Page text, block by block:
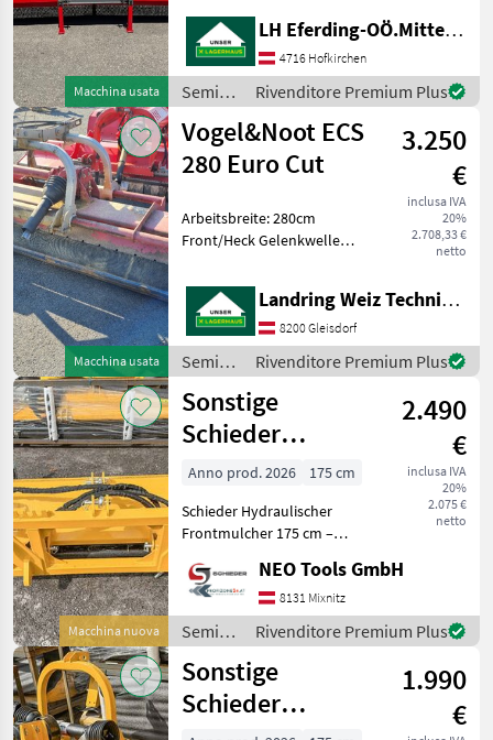
33
MARKETPLACE
Marketplace
Offerte dei
rivenditori
Annunci
Macchina usata
Mittelstreifenmulcher, GW
Tipo di martello: Mazza per
trincia Semina e cura
Trinciatutto
LH Eferding-OÖ.Mitte, Landtechnik Hofkirchen
4716 Hofkirchen
Semina
e cura /
Sonstige
Rivenditore Premium Plus
Macchina usata
Vogel&Noot ECS
280 Euro Cut
3.250
€
inclusa IVA
20%
2.708,33 €
netto
Arbeitsbreite: 280cm
Front/Heck Gelenkwelle
Hämmer Semina e cura
Trinciatutto
Landring Weiz Technikzentrum Süd
8200 Gleisdorf
Semina
e cura /
Vogel&Noot
Rivenditore Premium Plus
Macchina nuova
Sonstige
Schieder
PowerFlail 175 –
Front
Schlegelmulcher
2.490
€
inclusa IVA
20%
2.075 €
netto
Anno prod. 2026
175 cm
Schieder Hydraulischer
Frontmulcher 175 cm –
Euroaufnahme Preis 2.490 €
VB Beschreibung Schieder
Hydraulischer Frontm
NEO Tools GmbH
8131 Mixnitz
Semina
e cura /
Sonstige
Rivenditore Premium Plus
Sonstige
Schieder
1.990
€